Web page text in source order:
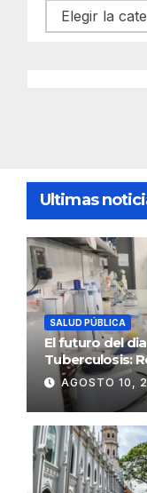
Categorías
Ultimas
SALUD PÚBLICA
El futuro del
Tuberculosis:
AGOSTO 10,